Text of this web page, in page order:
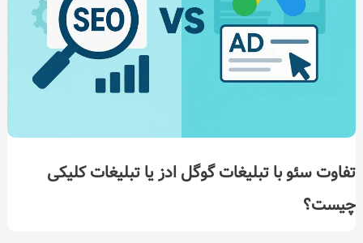
تفاوت سئو با تبلیغات گوگل ادز یا تبلیغات کلیکی
چیست؟